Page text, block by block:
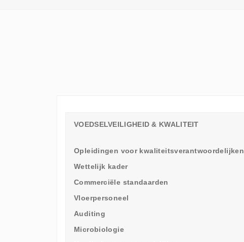
VOEDSELVEILIGHEID & KWALITEIT
Opleidingen voor kwaliteitsverantwoordelijken
Wettelijk kader
Commerciële standaarden
Vloerpersoneel
Auditing
Microbiologie